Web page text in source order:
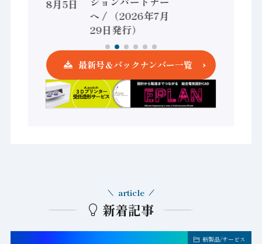
（2026年8月5日
へ / （2026年7月
29日発行）
最新号＆バックナンバー一覧
新着記事
article
新製品/サービス